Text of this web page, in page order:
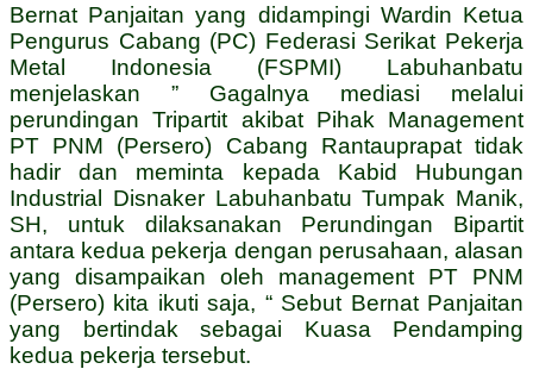
Bernat Panjaitan yang didampingi Wardin Ketua
Pengurus Cabang (PC) Federasi Serikat Pekerja
Metal Indonesia (FSPMI) Labuhanbatu
menjelaskan ” Gagalnya mediasi melalui
perundingan Tripartit akibat Pihak Management
PT PNM (Persero) Cabang Rantauprapat tidak
hadir dan meminta kepada Kabid Hubungan
Industrial Disnaker Labuhanbatu Tumpak Manik,
SH, untuk dilaksanakan Perundingan Bipartit
antara kedua pekerja dengan perusahaan, alasan
yang disampaikan oleh management PT PNM
(Persero) kita ikuti saja, “ Sebut Bernat Panjaitan
yang bertindak sebagai Kuasa Pendamping
kedua pekerja tersebut.